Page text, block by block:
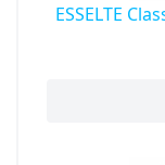
ESSELTE